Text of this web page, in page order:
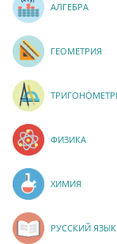
АЛГЕБРА
ГЕОМЕТРИЯ
ФИЗИКА
ХИМИЯ
РУССКИЙ ЯЗЫК